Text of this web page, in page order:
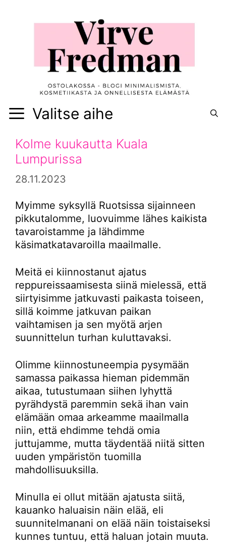
Valitse aihe
Kolme kuukautta Kuala
Lumpurissa
28.11.2023
Myimme syksyllä Ruotsissa sijainneen
pikkutalomme, luovuimme lähes kaikista
tavaroistamme ja lähdimme
käsimatkatavaroilla maailmalle.
Meitä ei kiinnostanut ajatus
reppureissaamisesta siinä mielessä, että
siirtyisimme jatkuvasti paikasta toiseen,
sillä koimme jatkuvan paikan
vaihtamisen ja sen myötä arjen
suunnittelun turhan kuluttavaksi.
Olimme kiinnostuneempia pysymään
samassa paikassa hieman pidemmän
aikaa, tutustumaan siihen lyhyttä
pyrähdystä paremmin sekä ihan vain
elämään omaa arkeamme maailmalla
niin, että ehdimme tehdä omia
juttujamme, mutta täydentää niitä sitten
uuden ympäristön tuomilla
mahdollisuuksilla.
Minulla ei ollut mitään ajatusta siitä,
kauanko haluaisin näin elää, eli
suunnitelmanani on elää näin toistaiseksi
kunnes tuntuu, että haluan jotain muuta.